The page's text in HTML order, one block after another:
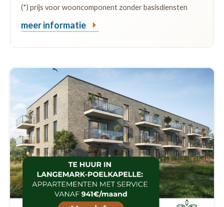
(*) prijs voor wooncomponent zonder basisdiensten
meer informatie